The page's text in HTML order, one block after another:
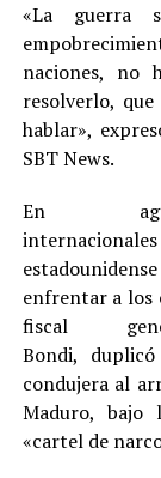
«La guerra
naciones, no
resolverlo,
hablar»,
SBT News.
En
enfrentar a los
fiscal
Bondi,
condujera al
Maduro, bajo
«cartel de